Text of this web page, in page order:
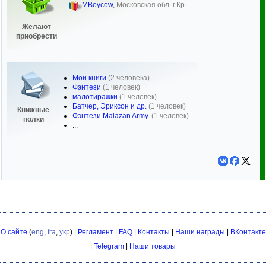
Желают
приобрести
MBoycow, Московская обл. г.Кр…
Книжные
полки
Мои книги (2 человека)
Фэнтези (1 человек)
малотиражки (1 человек)
Батчер, Эриксон и др. (1 человек)
Фэнтези Malazan Army. (1 человек)
...
О сайте (eng, fra, укр) | Регламент| FAQ| Контакты Наши награды
ВКонтакте
Telegram Наши товары